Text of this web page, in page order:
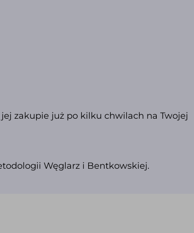
jej zakupie już po kilku chwilach na Twojej
Węglarz i Bentkowskiej.